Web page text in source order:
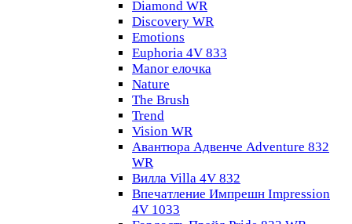
Diamond WR
Discovery WR
Emotions
Euphoria 4V 833
Manor елочка
Nature
The Brush
Trend
Vision WR
Авантюра Адвенче Adventure 832
WR
Вилла Villa 4V 832
Впечатление Импрешн Impression
4V 1033